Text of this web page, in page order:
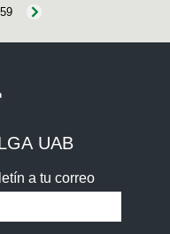
UAB
a tu correo